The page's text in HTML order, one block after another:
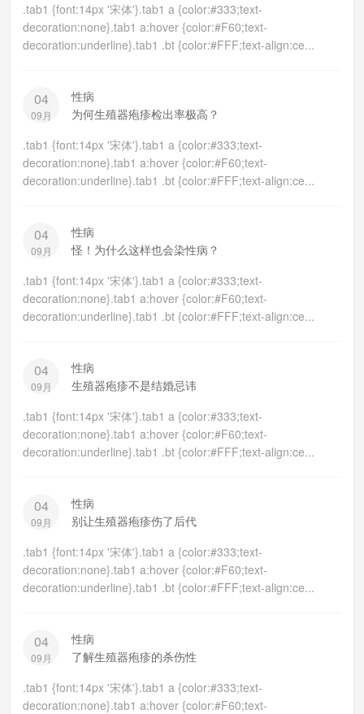
.tab1 {font:14px '宋体'}.tab1 a {color:#333;text-
decoration:none}.tab1 a:hover {color:#F60;text-
decoration:underline}.tab1 .bt {color:#FFF;text-align:ce...
04
09月
性病
为何生殖器疱疹检出率极高？
.tab1 {font:14px '宋体'}.tab1 a {color:#333;text-
decoration:none}.tab1 a:hover {color:#F60;text-
decoration:underline}.tab1 .bt {color:#FFF;text-align:ce...
04
09月
性病
怪！为什么这样也会染性病？
.tab1 {font:14px '宋体'}.tab1 a {color:#333;text-
decoration:none}.tab1 a:hover {color:#F60;text-
decoration:underline}.tab1 .bt {color:#FFF;text-align:ce...
04
09月
性病
生殖器疱疹不是结婚忌讳
.tab1 {font:14px '宋体'}.tab1 a {color:#333;text-
decoration:none}.tab1 a:hover {color:#F60;text-
decoration:underline}.tab1 .bt {color:#FFF;text-align:ce...
04
09月
性病
别让生殖器疱疹伤了后代
.tab1 {font:14px '宋体'}.tab1 a {color:#333;text-
decoration:none}.tab1 a:hover {color:#F60;text-
decoration:underline}.tab1 .bt {color:#FFF;text-align:ce...
04
09月
性病
了解生殖器疱疹的杀伤性
.tab1 {font:14px '宋体'}.tab1 a {color:#333;text-
decoration:none}.tab1 a:hover {color:#F60;text-